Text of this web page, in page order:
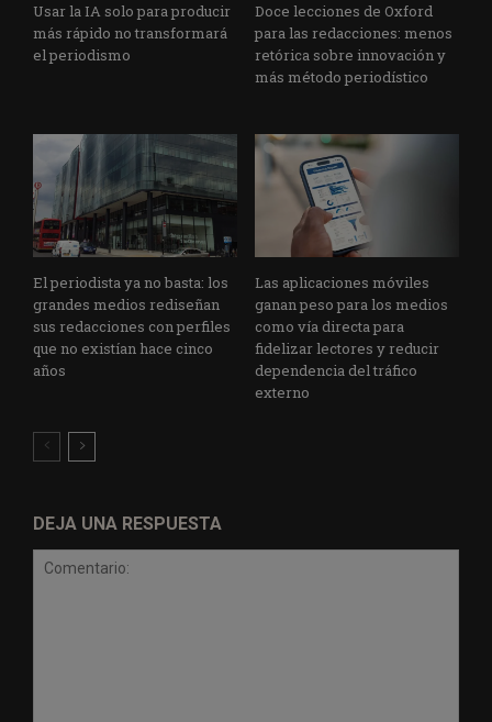
Usar la IA solo para producir
más rápido no transformará
el periodismo
Doce lecciones de Oxford
para las redacciones: menos
retórica sobre innovación y
más método periodístico
El periodista ya no basta: los
grandes medios rediseñan
sus redacciones con perfiles
que no existían hace cinco
años
Las aplicaciones móviles
ganan peso para los medios
como vía directa para
fidelizar lectores y reducir
dependencia del tráfico
externo
DEJA UNA RESPUESTA